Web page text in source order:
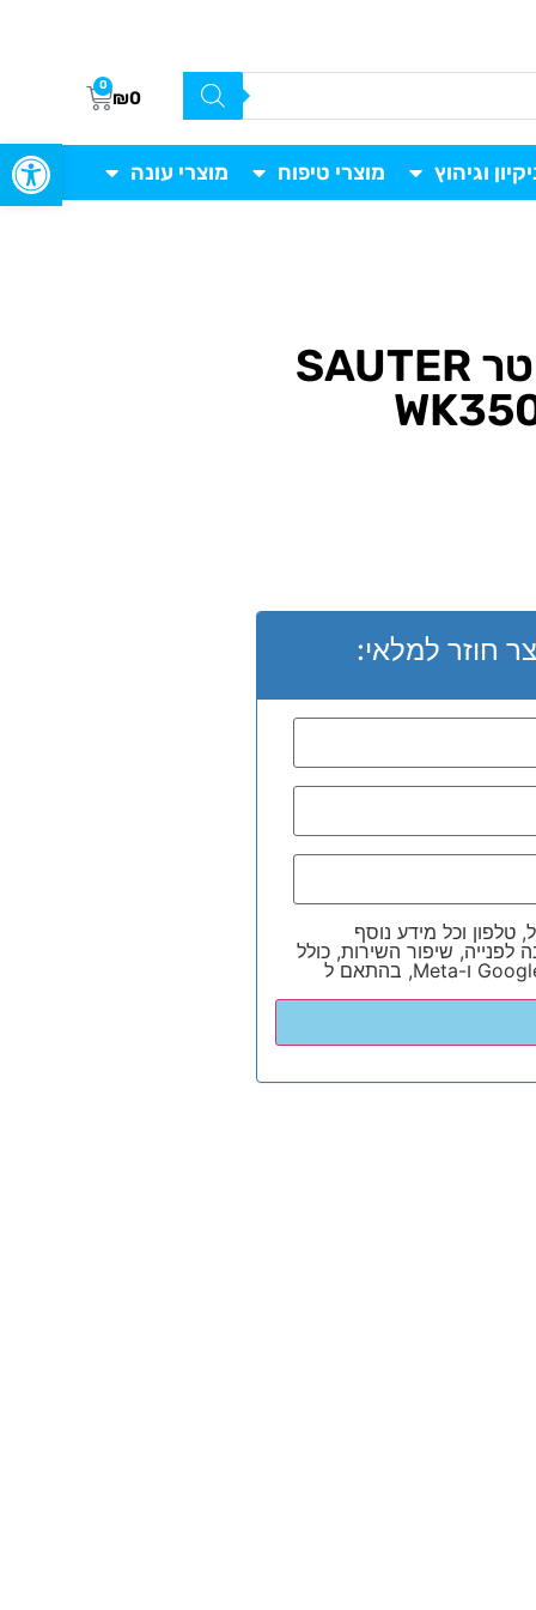
פתח
₪0
0
וגיהוץ מוצרי טיפוח מוצרי עונה
קומקום חשמלי סאוטר SAUTER
חוזר למלאי:
טלפון וכל מידע נוסף
לפנייה, שיפור השירות, כולל